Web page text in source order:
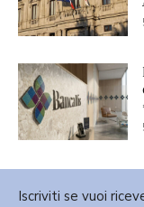
Iscriviti se vuoi